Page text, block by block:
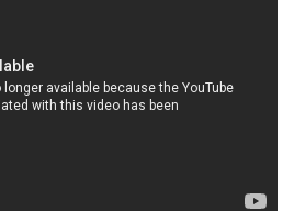
ビスポークと名乗る意思
ビスポーク（Bespoke）とは、注
店に使うファッション用語です